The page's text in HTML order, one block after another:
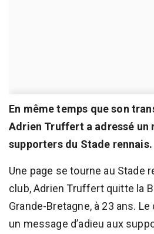
En même temps que son
Adrien Truffert a adressé un
supporters du Stade rennais.
Une page se tourne au Stade
club, Adrien Truffert quitte la
Grande-Bretagne, à 23 ans.
un message d’adieu aux